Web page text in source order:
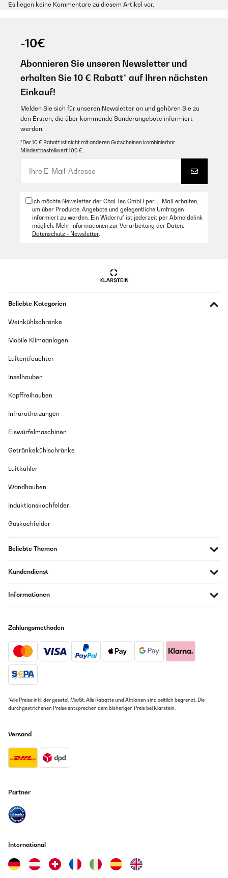
Es liegen keine Kommentare zu diesem Artikel vor.
-10€
Abonnieren Sie unseren Newsletter und
erhalten Sie 10 € Rabatt* auf Ihren nächsten
Einkauf!
Melden Sie sich für unseren Newsletter an und gehören Sie zu
den Ersten, die über kommende Sonderangebote informiert
werden.
*Der 10 € Rabatt ist nicht mit anderen Gutscheinen kombinierbar.
Mindestbestellwert 100 €.
Ich möchte Newsletter der Chal-Tec GmbH per E-Mail erhalten,
um über Produkte, Angebote und gelegentliche Umfragen
informiert zu werden. Ein Widerruf ist jederzeit per Abmeldelink
möglich. Mehr Informationen zur Verarbeitung der Daten:
Datenschutz - Newsletter.
Beliebte Kategorien
Weinkühlschränke
Mobile Klimaanlagen
Luftentfeuchter
Inselhauben
Kopffreihauben
Infrarotheizungen
Eiswürfelmaschinen
Getränkekühlschränke
Luftkühler
Wandhauben
Induktionskochfelder
Gaskochfelder
Beliebte Themen
Kundendienst
Informationen
Zahlungsmethoden
*Alle Preise inkl. der gesetzl. MwSt. Alle Rabatte und Aktionen sind zeitlich begrenzt. Die
durchgestrichenen Preise entsprechen dem bisherigen Preis bei Klarstein.
Versand
Partner
International